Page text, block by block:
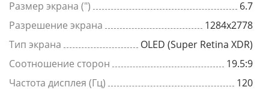
Размер экрана (")
6.7
Разрешение экрана
1284x2778
Тип экрана
OLED (Super Retina XDR)
Соотношение сторон
19.5:9
Частота дисплея (Гц)
120